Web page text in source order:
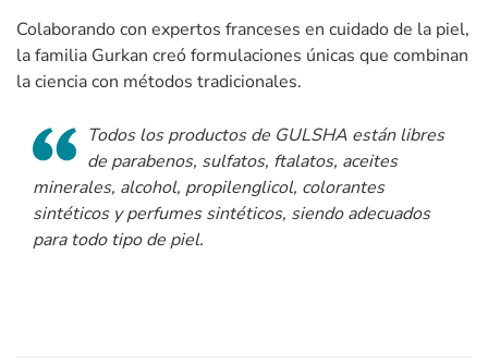
Colaborando con expertos franceses en cuidado de la piel,
la familia Gurkan creó formulaciones únicas que combinan
la ciencia con métodos tradicionales.
Todos los productos de GULSHA están libres
de parabenos, sulfatos, ftalatos, aceites
minerales, alcohol, propilenglicol, colorantes
sintéticos y perfumes sintéticos, siendo adecuados
para todo tipo de piel.